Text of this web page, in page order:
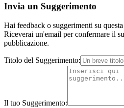
Invia un Suggerimento
Hai feedback o suggerimenti su
Riceverai un'email per confermare il
pubblicazione.
Titolo del Suggerimento:
Il tuo Suggerimento: